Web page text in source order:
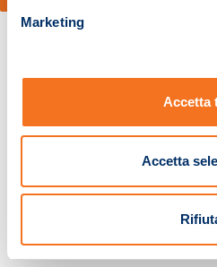
Marketing
Accetta
Accetta